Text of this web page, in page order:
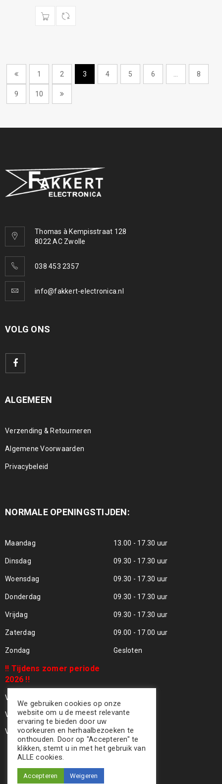
1 2 3 4 5 6 8
9 10
Thomas à Kempisstraat 128
8022 AC Zwolle
038 453 2357
info@fakkert-electronica.nl
VOLG ONS
ALGEMEEN
Verzending & Retourneren
Algemene Voorwaarden
Privacybeleid
NORMALE OPENINGSTIJDEN:
Maandag 13.00 - 17.30 uur
Dinsdag 09.30 - 17.30 uur
Woensdag 09.30 - 17.30 uur
Donderdag 09.30 - 17.30 uur
Vrijdag 09.30 - 17.30 uur
Zaterdag 09.00 - 17.00 uur
Zondag Gesloten
!! Tijdens zomer periode
2026 !!
Vrijdag 24 Juli - Gesloten !!
Vrijdag 31 Juli - Gesloten !!
Vrijdag 07 Aug - Gesloten !!
We gebruiken cookies op onze
website om u de meest relevante
ervaring te bieden door uw
voorkeuren en herhaalbezoeken te
onthouden. Door op "Accepteren" te
klikken, stemt u in met het gebruik van
ALLE cookies.
Accepteren Weigeren